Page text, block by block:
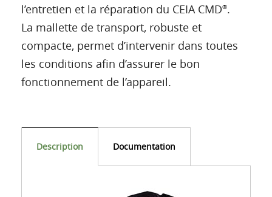
l’entretien et la réparation du CEIA CMD®.
La mallette de transport, robuste et
compacte, permet d’intervenir dans toutes
les conditions afin d’assurer le bon
fonctionnement de l’appareil.
Description Documentation